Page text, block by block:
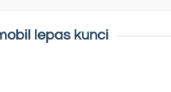
lepas kunci